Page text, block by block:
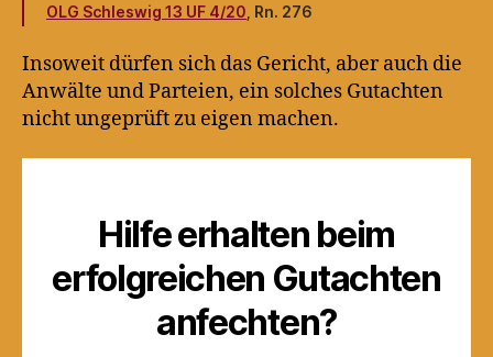
OLG Schleswig 13 UF 4/20 , Rn. 276
Insoweit dürfen sich das Gericht, aber auch die
Anwälte und Parteien, ein solches Gutachten
nicht ungeprüft zu eigen machen.
Hilfe erhalten beim
erfolgreichen Gutachten
anfechten?